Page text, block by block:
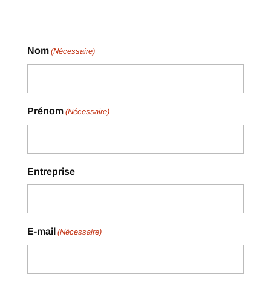
Nom (Nécessaire)
Prénom (Nécessaire)
Entreprise
E-mail (Nécessaire)